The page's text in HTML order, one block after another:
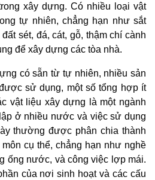
xây dựng. Có nhiều loại vật
tự nhiên, chẳng hạn như sắt
sét, đá, cát, gỗ, thậm chí cành
để xây dựng các tòa nhà.
có sẵn từ tự nhiên, nhiều sản
sử dụng, một số tổng hợp ít
vật liệu xây dựng là một ngành
ở nhiều nước và việc sử dụng
thường được phân chia thành
cụ thể, chẳng hạn như nghề
ống nước, và công việc lợp mái.
của nơi sinh hoạt và các cấu